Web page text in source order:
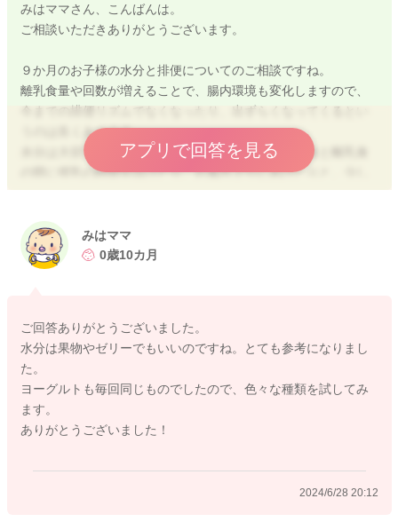
みはママさん、こんばんは。
ご相談いただきありがとうございます。
９か月のお子様の水分と排便についてのご相談ですね。
離乳食量や回数が増えることで、腸内環境も変化しますので、
今までの排便リズムでなくなったり、出ずらくなってくるとい
うのは良くあります。
水分は大切ですが、無理強いも出来ないので、離乳食と離乳食
の間に授乳の時間を設けたり、お風呂上りにあげたりと、少し
増やせるタイミングがあると良いですね。
くらいまではあげると安心です。
水分補給は、果物やゼリーなどでも大丈夫です。ほにゅ瓶拒否
その他便秘対策については下記を参考になさってください。
食物繊維は不溶性と水溶性がありますが、いも類や野菜類など
不溶性のものばかりとっても、かさが増して便が出ずらくなっ
てしまうという事がありますので、海藻類・豆類・果物類など
から水溶性の食物繊維を摂るように心掛けましょう。便も柔ら
かくなります。
離乳食が進み、腸に入る食材が色々と変化する事で、腸内細
アプリで回答を見る
みはママ
0歳10カ月
ご回答ありがとうございました。
水分は果物やゼリーでもいいのですね。とても参考になりまし
た。
ヨーグルトも毎回同じものでしたので、色々な種類を試してみ
ます。
ありがとうございました！
2024/6/28 20:12